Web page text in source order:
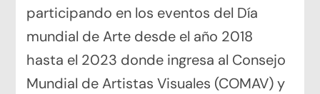
participando en los eventos del Día
mundial de Arte desde el año 2018
hasta el 2023 donde ingresa al Consejo
Mundial de Artistas Visuales (COMAV) y